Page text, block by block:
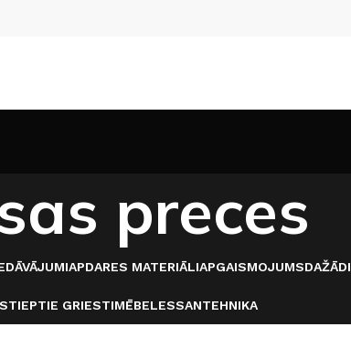
preces
APDARES MATERIĀLIAPGAISMOJUMSDAŽĀDI
GRIESTIMĒBELESSANTEHNIKA